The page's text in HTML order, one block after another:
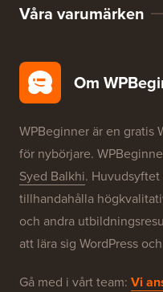
Våra varumärken
Om
WPBeginner är en gratis
för nybörjare.
Syed Balkhi.
tillhandahålla
och andra
att lära sig WordPress
Gå med i vårt team: Vi